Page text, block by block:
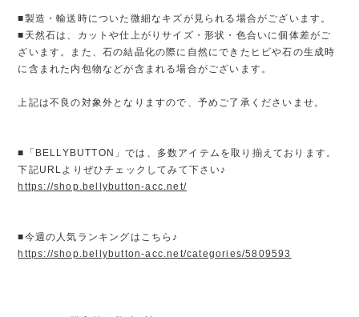
■製造・輸送時についた微細なキズが見られる場合がございます。
■天然石は、カットや仕上がりサイズ・形状・色合いに個体差がご
ざいます。また、石の結晶化の際に自然にできたヒビや石の生成時
に含まれた内包物などが含まれる場合がございます。
上記は不良の対象外となりますので、予めご了承くださいませ。
■「BELLYBUTTON」では、多数アイテムを取り揃えております。
下記URLよりぜひチェックしてみて下さい♪
https://shop.bellybutton-acc.net/
■今週の人気ランキングはこちら♪
https://shop.bellybutton-acc.net/categories/5809593